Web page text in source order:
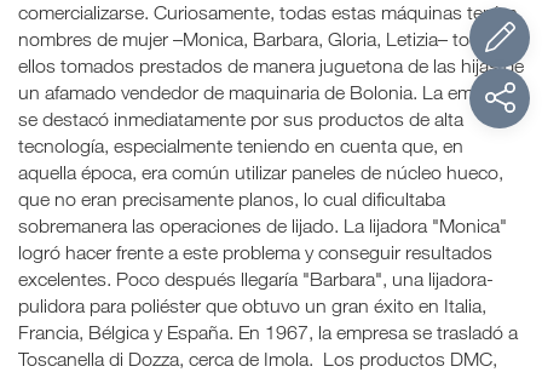
comercializarse. Curiosamente, todas estas máquinas tenían
nombres de mujer –Monica, Barbara, Gloria, Letizia– todos
ellos tomados prestados de manera juguetona de las hijas de
un afamado vendedor de maquinaria de Bolonia. La empresa
se destacó inmediatamente por sus productos de alta
tecnología, especialmente teniendo en cuenta que, en
aquella época, era común utilizar paneles de núcleo hueco,
que no eran precisamente planos, lo cual dificultaba
sobremanera las operaciones de lijado. La lijadora "Monica"
logró hacer frente a este problema y conseguir resultados
excelentes. Poco después llegaría "Barbara", una lijadora-
pulidora para poliéster que obtuvo un gran éxito en Italia,
Francia, Bélgica y España. En 1967, la empresa se trasladó a
Toscanella di Dozza, cerca de Imola. Los productos DMC,